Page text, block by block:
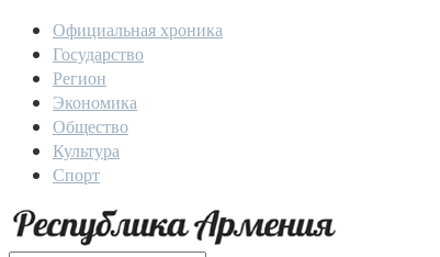
Официальная хроника
Государство
Регион
Экономика
Общество
Культура
Спорт